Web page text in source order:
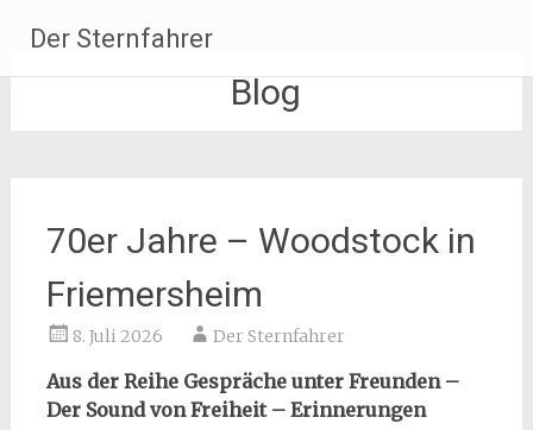
Inhalt
springen
Der Sternfahrer
Blog
70er Jahre – Woodstock in
Friemersheim
8. Juli 2026 Der Sternfahrer
Aus der Reihe Gespräche unter Freunden –
Der Sound von Freiheit – Erinnerungen